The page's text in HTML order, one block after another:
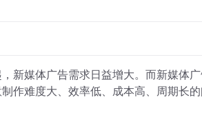
新媒体广告需求日益增大。而新媒体
作难度大、效率低、成本高、周期长